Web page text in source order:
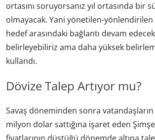
ortasını soruyorsanız yıl ortasında bir
olmayacak. Yani yönetilen-yönlendirilen
hedef arasındaki bağlantı devam
belirleyebiliriz ama daha yüksek
kullandı.
Dövize Talep Artıyor mu?
Savaş döneminden sonra
milyon dolar sattığına işaret eden